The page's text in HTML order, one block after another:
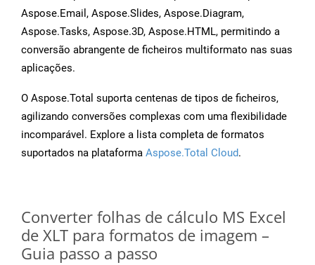
Aspose.Email, Aspose.Slides, Aspose.Diagram,
Aspose.Tasks, Aspose.3D, Aspose.HTML, permitindo a
conversão abrangente de ficheiros multiformato nas suas
aplicações.
O Aspose.Total suporta centenas de tipos de ficheiros,
agilizando conversões complexas com uma flexibilidade
incomparável. Explore a lista completa de formatos
suportados na plataforma Aspose.Total Cloud.
Converter folhas de cálculo MS Excel
de XLT para formatos de imagem –
Guia passo a passo